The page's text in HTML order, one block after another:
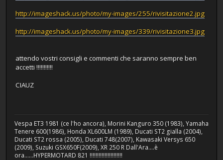
http://imageshack.us/photo/my-images/255/rivisitazione2.jpg
http://imageshack.us/photo/my-images/339/rivisitazione3.jpg
attendo vostri consigli e commenti che saranno sempre ben
accetti !!!!!!!!!!!
CIAUZ
Vespa ET3 1981 (ce l'ho ancora), Morini Kanguro 350 (1983), Yamaha
Tenere 600(1986), Honda XL600LM (1989), Ducati ST2 gialla (2004),
Ducati ST2 rossa (2005), Ducati 748(2007), Kawasaki Versys 650
(2009), Suzuki GSX650F(2009), XR 250 R Dall'Ara....è
ora......HYPERMOTARD 821 !!!!!!!!!!!!!!!!!!!!!!